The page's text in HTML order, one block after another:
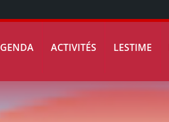
ACTIVITÉS LESTIME